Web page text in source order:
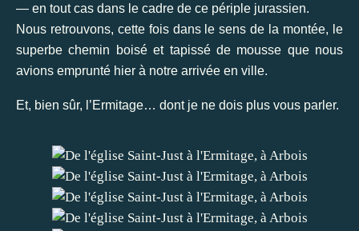
— en tout cas dans le cadre de ce périple jurassien.
Nous retrouvons, cette fois dans le sens de la montée, le
superbe chemin boisé et tapissé de mousse que nous
avions emprunté hier à notre arrivée en ville.
Et, bien sûr, l’Ermitage… dont je ne dois plus vous parler.